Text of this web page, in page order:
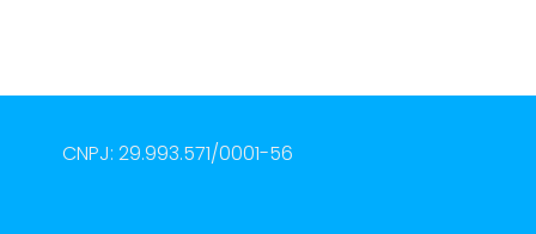
CNPJ: 29.993.571/0001-56